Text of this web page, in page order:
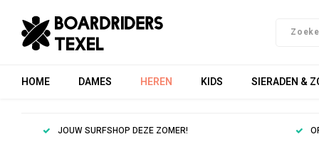
HOME DAMES HEREN KIDS SIERADEN &
JOUW SURFSHOP DEZE ZOMER!